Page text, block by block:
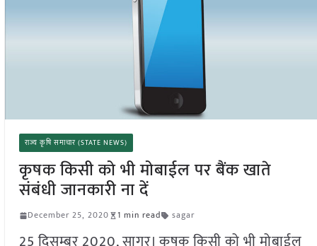
राज्य कृषि समाचार (STATE NEWS)
कृषक किसी को भी मोबाईल पर बैंक खाते
संबंधी जानकारी ना दें
December 25, 2020 1 min read sagar